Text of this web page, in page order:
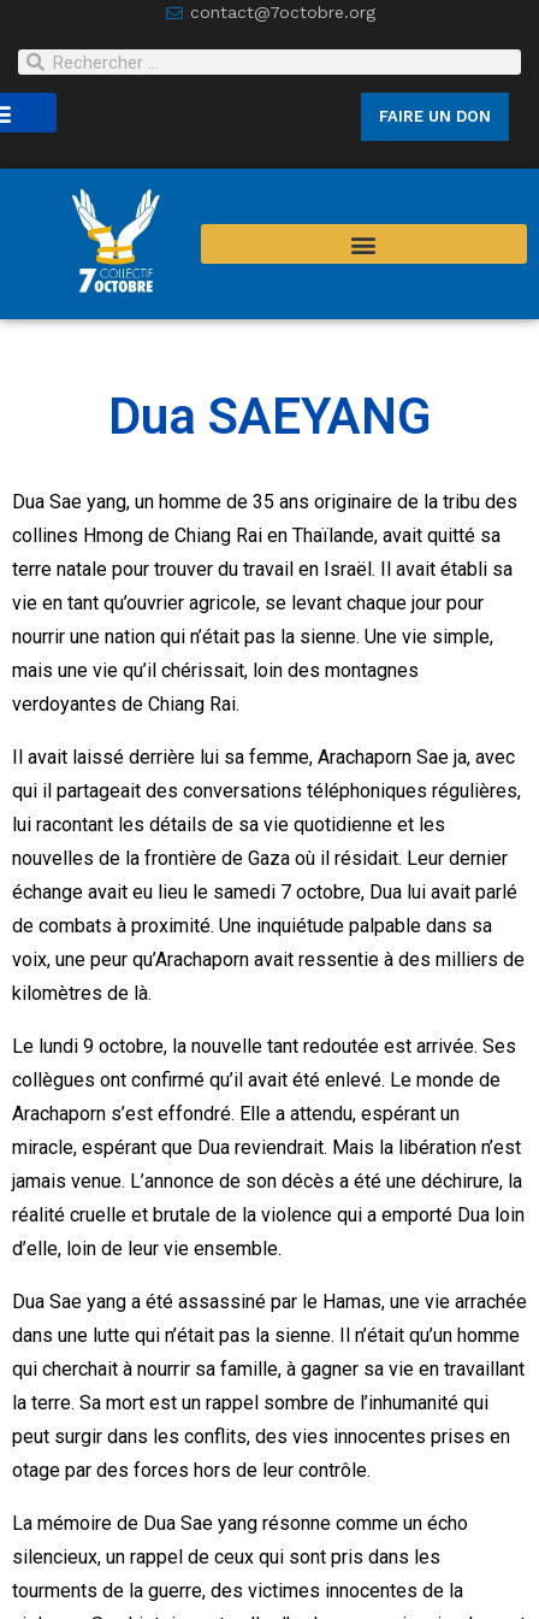
contact@7octobre.org
FAIRE UN DON
Dua SAEYANG
Dua Sae yang, un homme de 35 ans originaire de la tribu des
collines Hmong de Chiang Rai en Thaïlande, avait quitté sa
terre natale pour trouver du travail en Israël. Il avait établi sa
vie en tant qu’ouvrier agricole, se levant chaque jour pour
nourrir une nation qui n’était pas la sienne. Une vie simple,
mais une vie qu’il chérissait, loin des montagnes
verdoyantes de Chiang Rai.
Il avait laissé derrière lui sa femme, Arachaporn Sae ja, avec
qui il partageait des conversations téléphoniques régulières,
lui racontant les détails de sa vie quotidienne et les
nouvelles de la frontière de Gaza où il résidait. Leur dernier
échange avait eu lieu le samedi 7 octobre, Dua lui avait parlé
de combats à proximité. Une inquiétude palpable dans sa
voix, une peur qu’Arachaporn avait ressentie à des milliers de
kilomètres de là.
Le lundi 9 octobre, la nouvelle tant redoutée est arrivée. Ses
collègues ont confirmé qu’il avait été enlevé. Le monde de
Arachaporn s’est effondré. Elle a attendu, espérant un
miracle, espérant que Dua reviendrait. Mais la libération n’est
jamais venue. L’annonce de son décès a été une déchirure, la
réalité cruelle et brutale de la violence qui a emporté Dua loin
d’elle, loin de leur vie ensemble.
Dua Sae yang a été assassiné par le Hamas, une vie arrachée
dans une lutte qui n’était pas la sienne. Il n’était qu’un homme
qui cherchait à nourrir sa famille, à gagner sa vie en travaillant
la terre. Sa mort est un rappel sombre de l’inhumanité qui
peut surgir dans les conflits, des vies innocentes prises en
otage par des forces hors de leur contrôle.
La mémoire de Dua Sae yang résonne comme un écho
silencieux, un rappel de ceux qui sont pris dans les
tourments de la guerre, des victimes innocentes de la